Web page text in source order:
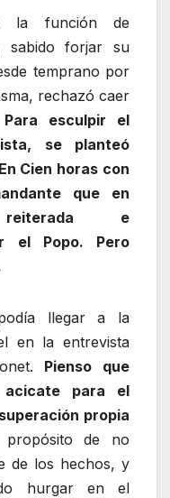
la función de
sabido forjar su
temprano por
rechazó caer
Para esculpir el
se planteó
En Cien horas con
que en
e
el Popo. Pero
llegar a la
en la entrevista
Pienso que
acicate para el
propia
de no
de los hechos, y
hurgar en el